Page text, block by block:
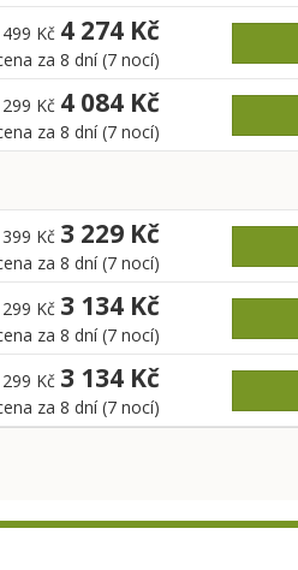
Kč 4 274 Kč
za 8 dní (7 nocí)
Kč 4 084 Kč
za 8 dní (7 nocí)
Kč 3 229 Kč
za 8 dní (7 nocí)
Kč 3 134 Kč
za 8 dní (7 nocí)
Kč 3 134 Kč
za 8 dní (7 nocí)